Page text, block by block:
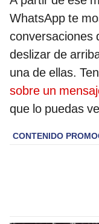
WhatsApp te
conversaciones
deslizar de
una de ellas.
sobre un
que lo puedas